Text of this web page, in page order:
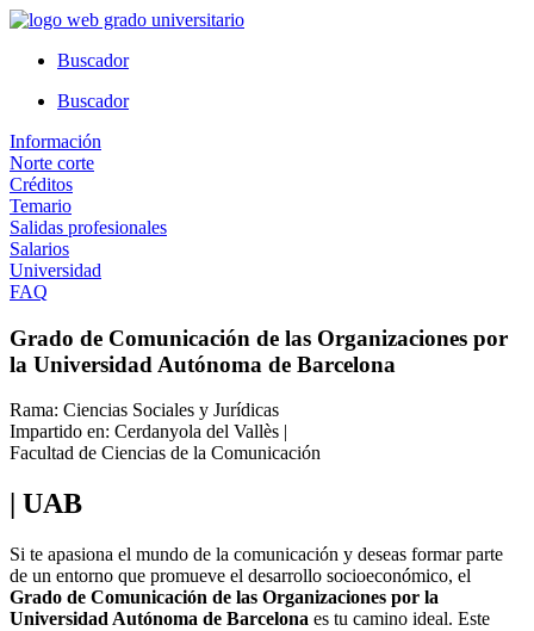
Ir
contenidoBuscador
Buscador
Información
Norte corte
Créditos
Temario
Salidas profesionales
Salarios
Universidad
FAQ
Grado de Comunicación de las Organizaciones por
la Universidad Autónoma de Barcelona
Rama: Ciencias Sociales y Jurídicas
Impartido en: Cerdanyola del Vallès |
Facultad de Ciencias de la Comunicación
| UAB
Si te apasiona el mundo de la comunicación y deseas formar parte
de un entorno que promueve el desarrollo socioeconómico, el
Grado de Comunicación de las Organizaciones por la
Universidad Autónoma de Barcelona es tu camino ideal. Este